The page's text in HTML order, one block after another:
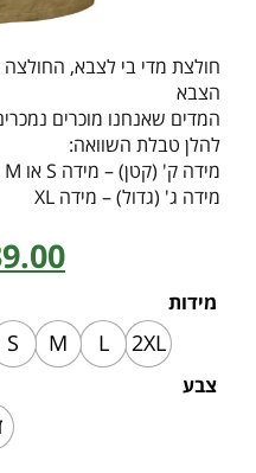
חולצת מדי בי לצבא,
הצבא
המדים שאנחנו מוכרים
להלן טבלת השוואה:
מידה ג' (גדול) – מידה XL
מידות
2XL
L
M
S
צבע